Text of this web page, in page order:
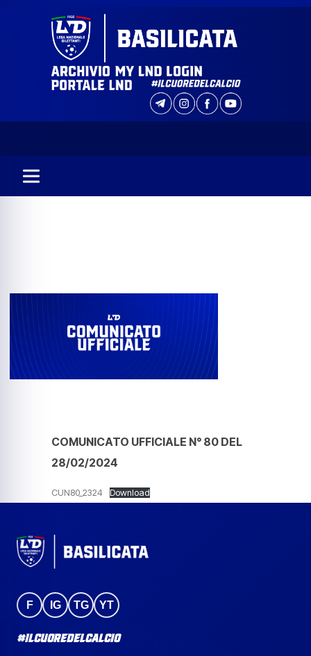
COMUNICATO UFFICIALE N° 80 DEL
28/02/2024
CUN80_2324 Download
F IG TG YT
#IlCuoreDelCalcio